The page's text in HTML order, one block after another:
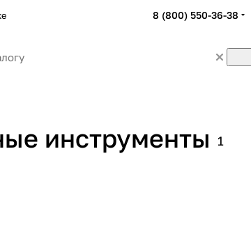
8 (800) 550-36-38
инструменты 1